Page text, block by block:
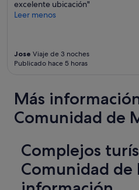
excelente ubicación"
Leer menos
Jose Viaje de 3 noches
Publicado hace 5 horas
Más
Comunidad de
Complejos
Comunidad de